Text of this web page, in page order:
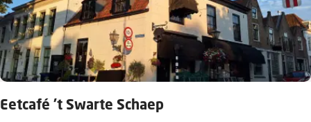
i
a
t
'
o
Eetcafé 't Swarte Schaep